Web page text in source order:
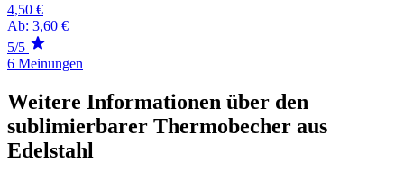
4,50 €
Ab: 3,60 €
5/5
6 Meinungen
Weitere Informationen über den
sublimierbarer Thermobecher aus
Edelstahl